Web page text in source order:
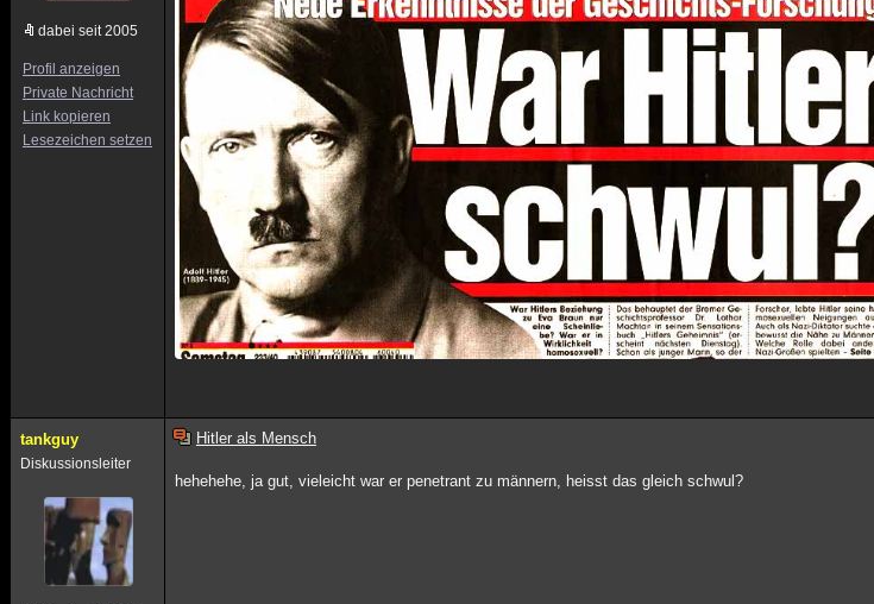
dabei seit 2005
Profil anzeigen
Private Nachricht
Link kopieren
Lesezeichen setzen
tankguy
Diskussionsleiter
Hitler als Mensch
hehehehe, ja gut, vieleicht war er penetrant zu männern, heisst das gleich schwul?